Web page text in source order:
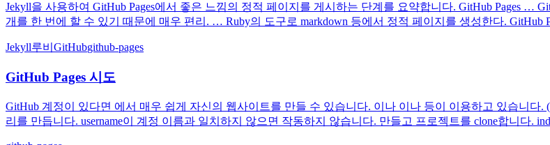
Jekyll을 사용하여 GitHub Pages에서 좋은 느낌의 정적 페이지를 게시하는 단계를 요약합니다. GitHub Pages …
개를 한 번에 할 수 있기 때문에 매우 편리. … Ruby의 도구로 markdown 등에서 정적 페이지를 생성한다. GitHub
Jekyll루비 GitHubgithub-pages
GitHub Pages 시도
GitHub 계정이 있다면 에서 매우 쉽게 자신의 웹사이트를 만들 수 있습니다. 이나 이나 등이 이용하고 있습니다.
리를 만듭니다. username이 계정 이름과 일치하지 않으면 작동하지 않습니다. 만들고 프로젝트를 clone합니다.